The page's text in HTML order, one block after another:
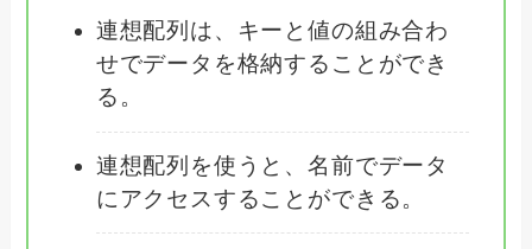
連想配列は、キーと値の組み合わ
せでデータを格納することができ
る。
連想配列を使うと、名前でデータ
にアクセスすることができる。